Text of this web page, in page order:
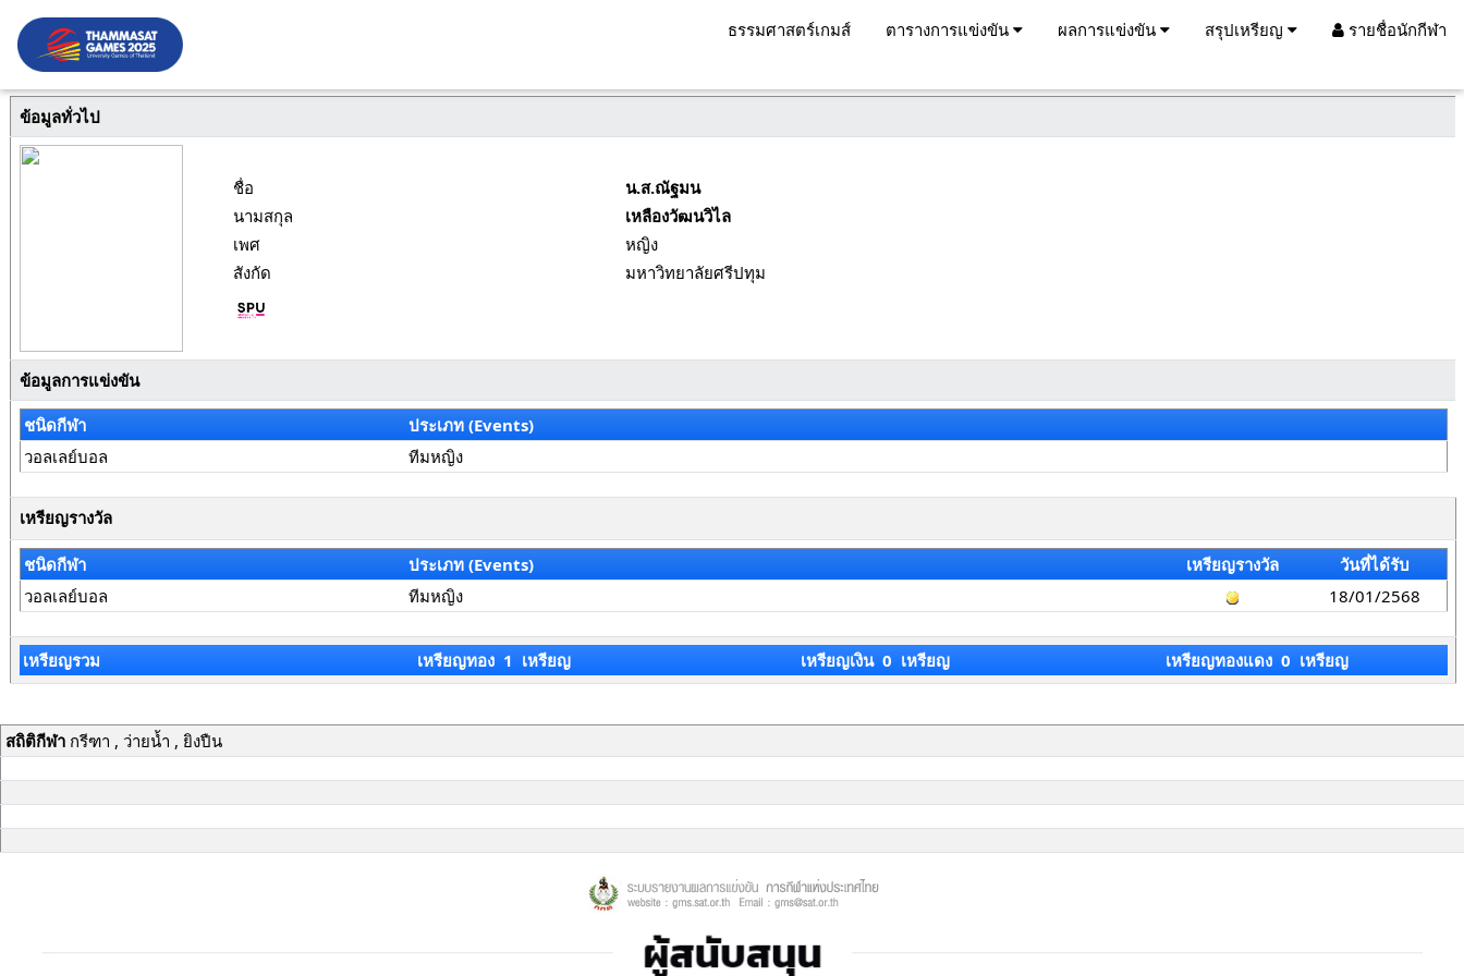
ธรรมศาสตร์เกมส์ ตารางการแข่งขัน ผลการแข่งขัน สรุปเหรียญ รายชื่อนักกีฬา
ข้อมูลทั่วไป
ชื่อ
น.ส.ณัฐมน
นามสกุล
เหลืองวัฒนวิไล
เพศ
หญิง
สังกัด
มหาวิทยาลัยศรีปทุม
ข้อมูลการแข่งขัน
ชนิดกีฬา
ประเภท (Events)
วอลเลย์บอล
ทีมหญิง
เหรียญรางวัล
ชนิดกีฬา ประเภท (Events) เหรียญรางวัล
วันที่ได้รับ
วอลเลย์บอล
ทีมหญิง 18/01/2568
เหรียญรวม เหรียญทอง 1 เหรียญ เหรียญเงิน 0 เหรียญ เหรียญทองแดง 0 เหรียญ
สถิติกีฬากรีฑา , ว่ายน้ำ , ยิงปืน